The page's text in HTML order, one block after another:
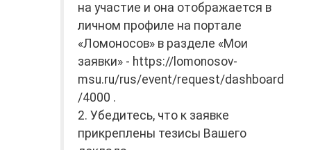
на участие и она отображается в
личном профиле на портале
«Ломоносов» в разделе «Мои
заявки» - https://lomonosov-
msu.ru/rus/event/request/dashboard
/4000 .
2. Убедитесь, что к заявке
прикреплены тезисы Вашего